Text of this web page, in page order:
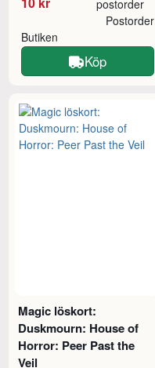
postorder
Butiken
Postorder
Köp
Magic löskort:
Duskmourn: House of
Horror: Peer Past the
Veil